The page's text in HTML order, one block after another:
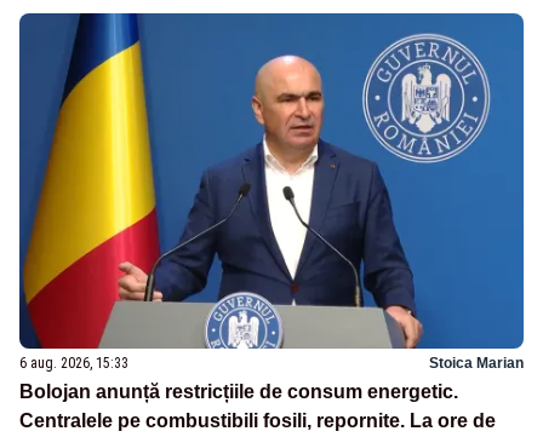
6 aug. 2026, 15:33 Stoica Marian
Bolojan anunță restricțiile de consum energetic.
Centralele pe combustibili fosili, repornite. La ore de